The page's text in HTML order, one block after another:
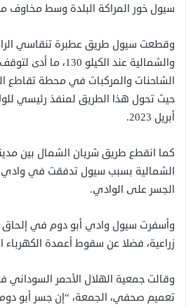
سيول خور المراكة البلدة وسط مخاوف
وقطعت سيول طريق عطبرة تنقاسي
والشمالية عند الكيلو
الشاحنات والمركبات في محطة تقاطع
حيث تحول هذا الطريق لمنفذ رئيسي
أبريل 2023.
كما انقطع طريق شريان الشمال بين
الشمالية بسبب سيول تدفقت في وادي
الجسر على الوادي.
وأسفرت سيول وادي أبو دوم في إلحاق
زراعية، فضلا عن سقوط أعمدة الكهرباء
وقالت جمعية الهلال الأحمر السوداني
تعميم صحفي، الجمعة، “إن جسر أبو